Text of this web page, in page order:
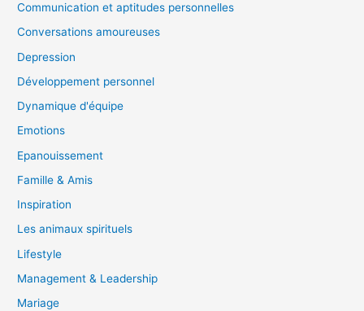
Communication et aptitudes personnelles
Conversations amoureuses
Depression
Développement personnel
Dynamique d'équipe
Emotions
Epanouissement
Famille & Amis
Inspiration
Les animaux spirituels
Lifestyle
Management & Leadership
Mariage